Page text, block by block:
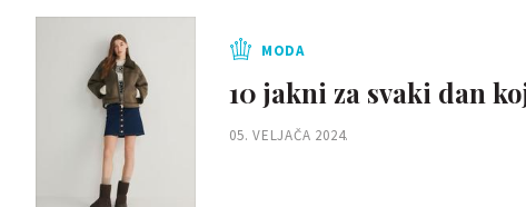
MODA
10 jakni za svaki dan
05. VELJAČA 2024.